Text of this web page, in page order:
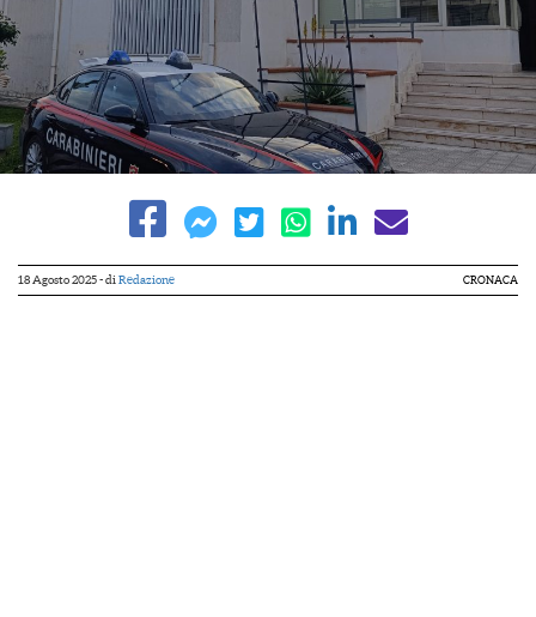
18 Agosto 2025- di Redazione CRONACA